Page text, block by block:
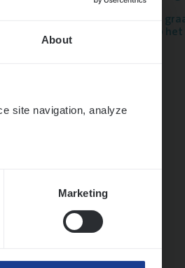
About
site navigation, analyze
Marketing
Thalia zoekt
games én op